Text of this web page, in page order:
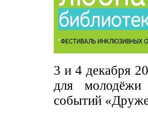
3 и 4 декабря
для молодёжи
событий